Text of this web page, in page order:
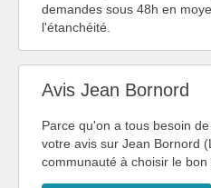
demandes sous 48h en
l'étanchéité.
Avis Jean Bornord
Parce qu'on a tous besoin
votre avis sur Jean Bornord
communauté à choisir le bon